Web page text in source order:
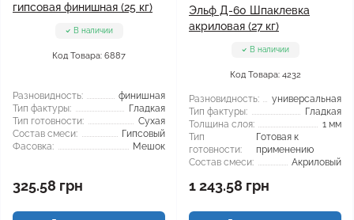
гипсовая финишная (25 кг)
В наличии
Код Товара: 6887
Разновидность:
финишная
Тип фактуры:
Гладкая
Тип готовности:
Сухая
Состав смеси:
Гипсовый
Фасовка:
Мешок
325.58 грн
Эльф Д-60 Шпаклевка
акриловая (27 кг)
В наличии
Код Товара: 4232
Разновидность:
универсальная
Тип фактуры:
Гладкая
Толщина слоя:
1 мм
Тип
готовности:
Готовая к
применению
Состав смеси:
Акриловый
1 243.58 грн